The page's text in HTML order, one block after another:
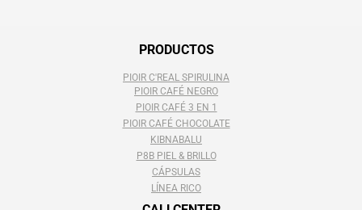
PRODUCTOS
PIOIR C'REAL SPIRULINA
PIOIR CAFÉ NEGRO
PIOIR CAFÉ 3 EN 1
PIOIR CAFÉ CHOCOLATE
KIBNABALU
P8B PIEL & BRILLO
CÁPSULAS
LÍNEA RICO